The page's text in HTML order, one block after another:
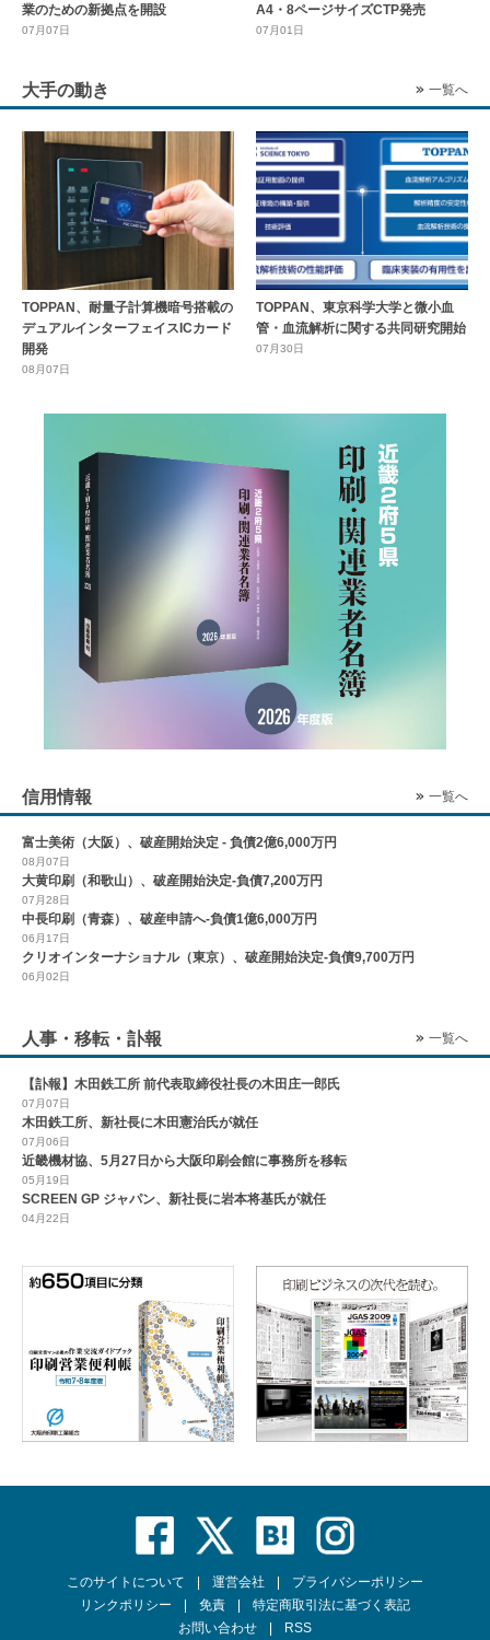
業のための新拠点を開設
07月07日
A4・8ページサイズCTP発売
07月01日
大手の動き 一覧へ
TOPPAN、耐量子計算機暗号搭載の
デュアルインターフェイスICカード
開発
08月07日
TOPPAN、東京科学大学と微小血
管・血流解析に関する共同研究開始
07月30日
信用情報 一覧へ
富士美術（大阪）、破産開始決定 - 負債2億6,000万円
08月07日
大黄印刷（和歌山）、破産開始決定-負債7,200万円
07月28日
中長印刷（青森）、破産申請へ-負債1億6,000万円
06月17日
クリオインターナショナル（東京）、破産開始決定-負債9,700万円
06月02日
人事・移転・訃報 一覧へ
【訃報】木田鉄工所 前代表取締役社長の木田庄一郎氏
07月07日
木田鉄工所、新社長に木田憲治氏が就任
07月06日
近畿機材協、5月27日から大阪印刷会館に事務所を移転
05月19日
SCREEN GP ジャパン、新社長に岩本将基氏が就任
04月22日
このサイトについて 運営会社
プライバシーポリシー
リンクポリシー
免責
特定商取引法に基づく表記
お問い合わせ
RSS